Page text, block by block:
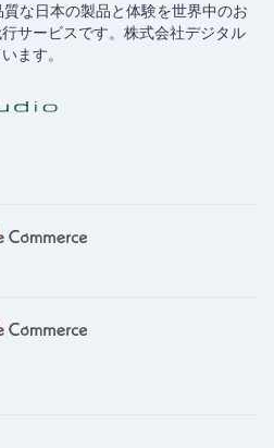
な日本の製品と体験を世界中のお
サービスです。株式会社デジタル
ます。